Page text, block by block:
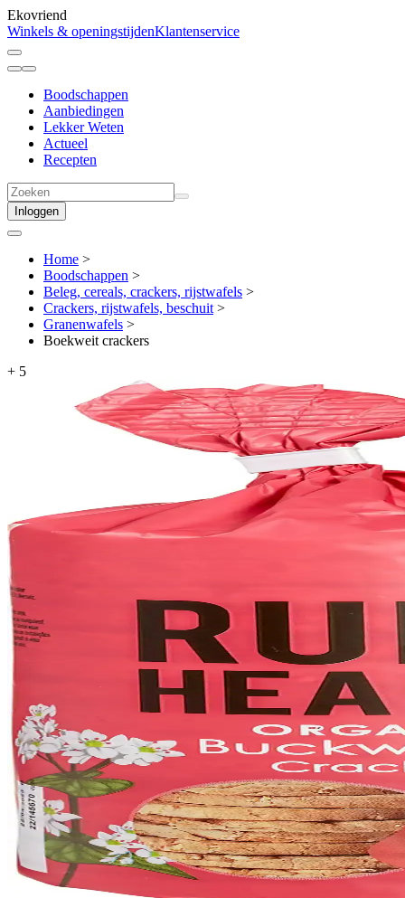
Ekovriend
Winkels & openingstijdenKlantenservice
Boodschappen
Aanbiedingen
Lekker Weten
Actueel
Recepten
Inloggen
Home >
Boodschappen >
Beleg, cereals, crackers, rijstwafels >
Crackers, rijstwafels, beschuit >
Granenwafels >
Boekweit crackers
+ 5